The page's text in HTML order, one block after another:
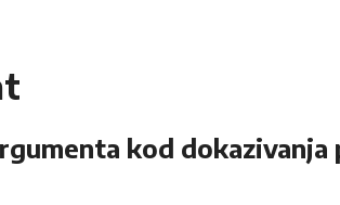
kod dokazivanja